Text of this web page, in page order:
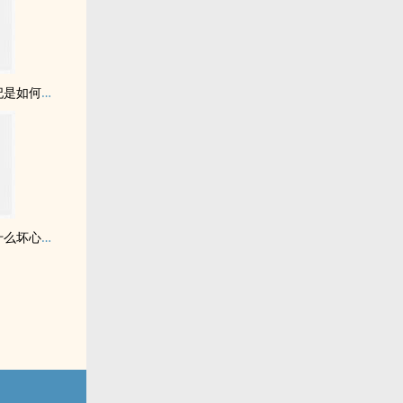
斗破苍穹 云韵和雅妃是如何被萧炎他们调教成母猪rou便qi的
碧蓝航线 圣姨能有什么坏心思呢？她只是想请你吃雪糕~